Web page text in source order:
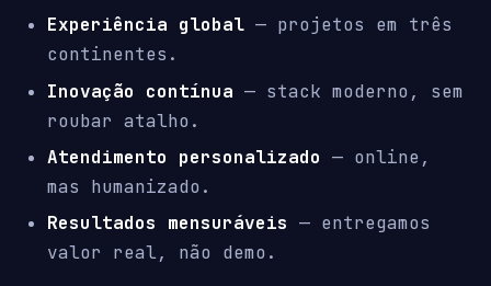
Experiência global — projetos em três
continentes.
Inovação contínua — stack moderno, sem
roubar atalho.
Atendimento personalizado — online,
mas humanizado.
Resultados mensuráveis — entregamos
valor real, não demo.